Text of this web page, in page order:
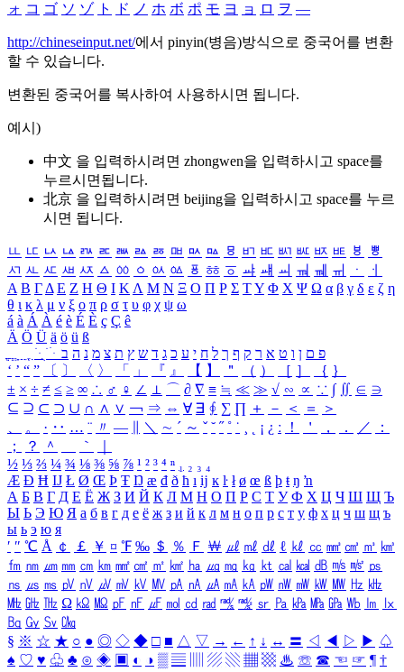
ォ コ ゴ ソ ゾ ト ド ノ ホ ボ ポ モ ヨ ョ ロ ヲ ―
http://chineseinput.net/에서 pinyin(병음)방식으로 중국어를 변환
할 수 있습니다.
변환된 중국어를 복사하여 사용하시면 됩니다.
예시)
中文 을 입력하시려면 zhongwen을 입력하시고 space를
누르시면됩니다.
北京 을 입력하시려면 beijing을 입력하시고 space를 누르
시면 됩니다.
ㅥ ㅦ ㅧ ㅨ ㅩ ㅪ ㅫ ㅬ ㅭ ㅮ ㅯ ㅰ ㅱ ㅲ ㅳ ㅴ ㅵ ㅶ ㅷ ㅸ
ㅹ
ㅺ ㅻ ㅼ ㅽ ㅾ ㅿ ㆀ ㆁ ㆂ ㆃ ㆄ ㆅ ㆆ ㆇ ㆈ ㆉ ㆊ ㆋ ㆌ ㆍ
ㆎ
Α Β ΓΔ Ε Ζ Η Θ Ι ΚΛ Μ Ν Ξ Ο Π Ρ Σ ΤΥ Φ Χ Ψ Ω α β γ δ ε ζ η
θ ι κ λ μ ν ξ ο π ρ σ τ υ φ χ ψ ω
á à Á À é è É È ç Ç ê
Ä Ö Ü ä ö ü ß
ִֶֹ ֻּ ׁׂ פ ם ן ו ט א ר ק ף ך ל ח י ע כ ג ד ש ץ ת צ מ נ ה ב
‘ ’ “ ” 〔 〕 〈 〉 「 」 『 』 【 】 ＂ （ ） ［ ］ ｛ ｝
± × ÷ ≠ ≤ ≥ ∞ ∴ ♂ ♀ ∠ ⊥ ⌒ ∂ ∇ ≡ ≒ ≪ ≫ √ ∽ ∝ ∵ ∫ ∬ ∈ ∋
⊆ ⊇ ⊂ ⊃ ∪ ∩ ∧ ∨ ￢ ⇒ ⇔ ∀ ∃ ∮ ∑ ∏ ＋ － ＜ ＝
＞
、
。 · ‥ … ¨ 〃 ― ＼ ∼ ´ ～ ˇ ˘ ˝ ˚ ˙ ¸ ¡ ¿ ː ！ ＇ ， ． ／
：
；
？ ＾ ｀
½ ⅓ ⅔ ¼ ¾ ⅛ ⅜ ⅝ ⅞ ¹ ² ³ ⁴ ⁿ ₁ ₂ ₃ ₄
Æ Ð Ħ Ĳ Ł Ø Œ Þ Ŧ Ŋ æ đ ð ħ ı ĳ ĸ ŀ ł ø œ ß þ ŧ ŋ ŉ
А Б В Г Д Е Ё Ж З И Й К Л М Н О П Р С Т У Ф Х Ц Ч Ш Щ Ъ
Ы Ь Э Ю Я а б в г д е ё ж з и й к л м н о п р с т у ф х ц ч ш щ ъ
ы ь э ю я
′ ″ ℃ Å ￠ ￡ ￥ ¤ ℉ ‰ ＄ ％ Ｆ ￦ ㎕ ㎖ ㎗ ℓ ㎘ ㏄ ㎣ ㎤ ㎥ ㎦
㎙ ㎚ ㎛ ㎜ ㎝ ㎞ ㎟ ㎠ ㎡ ㎢ ㏊ ㎍ ㎎ ㎏ ㏏ ㎈ ㎉ ㏈ ㎧ ㎨ ㎰
㎱ ㎲ ㎳ ㎴ ㎵ ㎶ ㎷ ㎸ ㎹ ㎀ ㎁ ㎂ ㎃ ㎄ ㎺ ㎻ ㎽ ㎾ ㎿ ㎐ ㎑
㎒ ㎓ ㎔ Ω ㏀ ㏁ ㎊ ㎋ ㎌ ㏖ ㏅ ㎭ ㎮ ㎯ ㏛ ㎩ ㎪ ㎫ ㎬ ㏝ ㏐
㏓
㏃ ㏉ ㏜ ㏆
§ ※ ☆ ★ ○ ● ◎ ◇ ◆ □ ■ △ ▽ → ← ↑ ↓ ↔ 〓 ◁ ◀ ▷ ▶ ♤
♠ ♡ ♥ ♧ ♣ ⊙ ◈ ▣ ◐ ◑ ▒ ▤ ▨ ▧ ▦ ▩ ♨ ☏ ☎ ☜ ☞ ¶ †